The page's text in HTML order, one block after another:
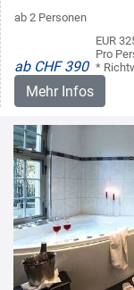
ab 2 Personen
ab CHF 390
EUR
Pro
*
Mehr Infos